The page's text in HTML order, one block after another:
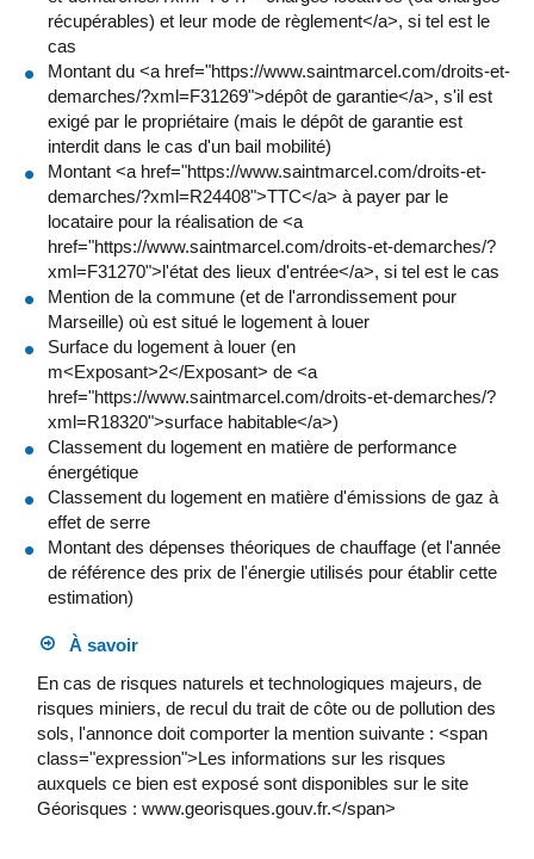
récupérables) et leur mode de règlement</a>, si tel est le
cas
Montant du <a href="https://www.saintmarcel.com/droits-et-
demarches/?xml=F31269">dépôt de garantie</a>, s'il est
exigé par le propriétaire (mais le dépôt de garantie est
interdit dans le cas d'un bail mobilité)
Montant <a href="https://www.saintmarcel.com/droits-et-
demarches/?xml=R24408">TTC</a> à payer par le
locataire pour la réalisation de <a
href="https://www.saintmarcel.com/droits-et-demarches/?
xml=F31270">l'état des lieux d'entrée</a>, si tel est le cas
Mention de la commune (et de l'arrondissement pour
Marseille) où est situé le logement à louer
Surface du logement à louer (en
m<Exposant>2</Exposant> de <a
href="https://www.saintmarcel.com/droits-et-demarches/?
xml=R18320">surface habitable</a>)
Classement du logement en matière de performance
énergétique
Classement du logement en matière d'émissions de gaz à
effet de serre
Montant des dépenses théoriques de chauffage (et l'année
de référence des prix de l'énergie utilisés pour établir cette
estimation)
À savoir
En cas de risques naturels et technologiques majeurs, de
risques miniers, de recul du trait de côte ou de pollution des
sols, l'annonce doit comporter la mention suivante : <span
class="expression">Les informations sur les risques
auxquels ce bien est exposé sont disponibles sur le site
Géorisques : www.georisques.gouv.fr.</span>